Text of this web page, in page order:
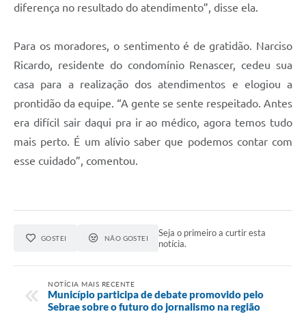
diferença no resultado do atendimento”, disse ela.
Para os moradores, o sentimento é de gratidão. Narciso
Ricardo, residente do condomínio Renascer, cedeu sua
casa para a realização dos atendimentos e elogiou a
prontidão da equipe. “A gente se sente respeitado. Antes
era difícil sair daqui pra ir ao médico, agora temos tudo
mais perto. É um alívio saber que podemos contar com
esse cuidado”, comentou.
GOSTEI NÃO GOSTEI
Seja o primeiro a curtir esta
notícia.
NOTÍCIA MAIS RECENTE
Município participa de debate promovido pelo
Sebrae sobre o futuro do jornalismo na região